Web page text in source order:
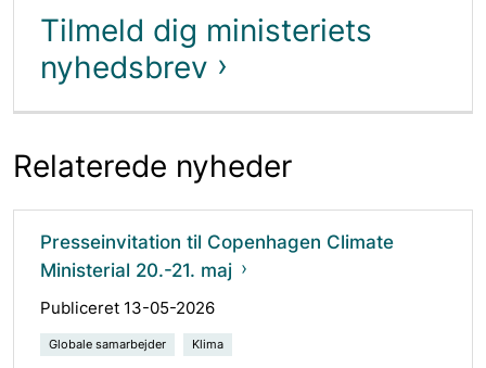
Tilmeld dig ministeriets
nyhedsbrev
Relaterede nyheder
Presseinvitation til Copenhagen Climate
Ministerial 20.-21. maj
Publiceret 13-05-2026
Globale samarbejder Klima